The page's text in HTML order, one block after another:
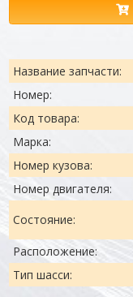
Название запчасти:
Номер:
Код товара:
Марка:
Номер кузова:
Номер двигателя:
Состояние:
Расположение:
Тип шасси: